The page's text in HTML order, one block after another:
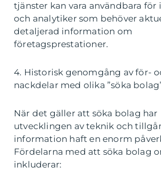
tjänster kan vara användbara för
och analytiker som behöver
detaljerad information om
företagsprestationer.
4. Historisk genomgång av för-
nackdelar med olika ”söka
När det gäller att söka bolag har
utvecklingen av teknik och
information haft en enorm
Fördelarna med att söka bolag
inkluderar: